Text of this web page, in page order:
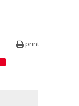
print